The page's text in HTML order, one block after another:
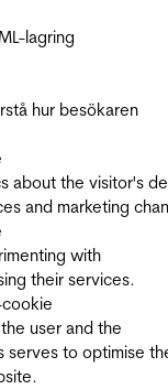
lagring
hur besökaren
about the visitor's
and marketing
with
their services.
cookie
user and the
serves to optimise